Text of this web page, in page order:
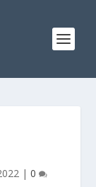
| 0